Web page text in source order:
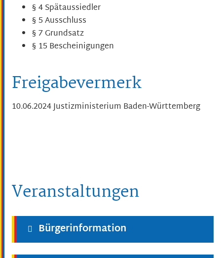
§ 4 Spätaussiedler
§ 5 Ausschluss
§ 7 Grundsatz
§ 15 Bescheinigungen
Freigabevermerk
10.06.2024 Justizministerium Baden-Württemberg
Veranstaltungen
Bürgerinformation